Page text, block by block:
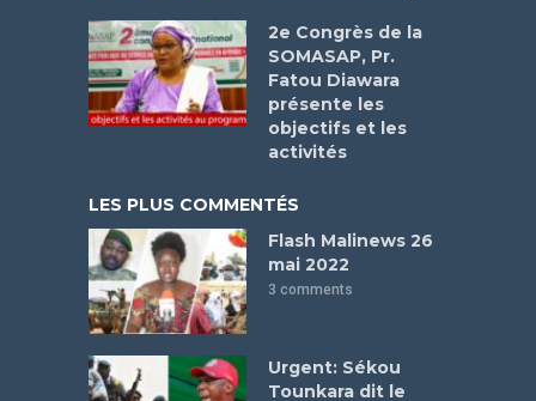
2e Congrès de la
SOMASAP, Pr.
Fatou Diawara
présente les
objectifs et les
activités
LES PLUS COMMENTÉS
Flash Malinews 26
mai 2022
3 comments
Urgent: Sékou
Tounkara dit le